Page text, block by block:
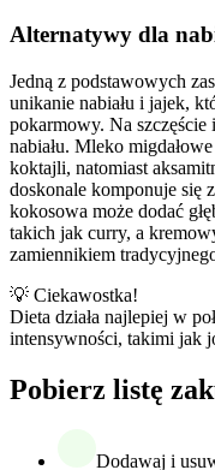
Alternatywy dla
Jedną z podstawowych
unikanie nabiału i jajek,
pokarmowy. Na
nabiału. Mleko
koktajli, natomiast
doskonale komponuje się
kokosowa może dodać
takich jak curry, a
zamiennikiem
💡 Ciekawostka!
Dieta działa najlepiej w
intensywności, takimi jak
Pobierz listę
Dodawaj i